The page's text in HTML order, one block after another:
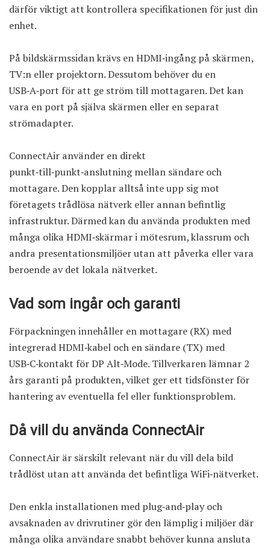
därför viktigt att kontrollera specifikationen för just din
enhet.
På bildskärmssidan krävs en HDMI‑ingång på skärmen,
TV:n eller projektorn. Dessutom behöver du en
USB‑A‑port för att ge ström till mottagaren. Det kan
vara en port på själva skärmen eller en separat
strömadapter.
ConnectAir använder en direkt
punkt‑till‑punkt‑anslutning mellan sändare och
mottagare. Den kopplar alltså inte upp sig mot
företagets trådlösa nätverk eller annan befintlig
infrastruktur. Därmed kan du använda produkten med
många olika HDMI‑skärmar i mötesrum, klassrum och
andra presentationsmiljöer utan att påverka eller vara
beroende av det lokala nätverket.
Vad som ingår och garanti
Förpackningen innehåller en mottagare (RX) med
integrerad HDMI‑kabel och en sändare (TX) med
USB‑C‑kontakt för DP Alt‑Mode. Tillverkaren lämnar 2
års garanti på produkten, vilket ger ett tidsfönster för
hantering av eventuella fel eller funktionsproblem.
Då vill du använda ConnectAir
ConnectAir är särskilt relevant när du vill dela bild
trådlöst utan att använda det befintliga WiFi‑nätverket.
Den enkla installationen med plug‑and‑play och
avsaknaden av drivrutiner gör den lämplig i miljöer där
många olika användare snabbt behöver kunna ansluta